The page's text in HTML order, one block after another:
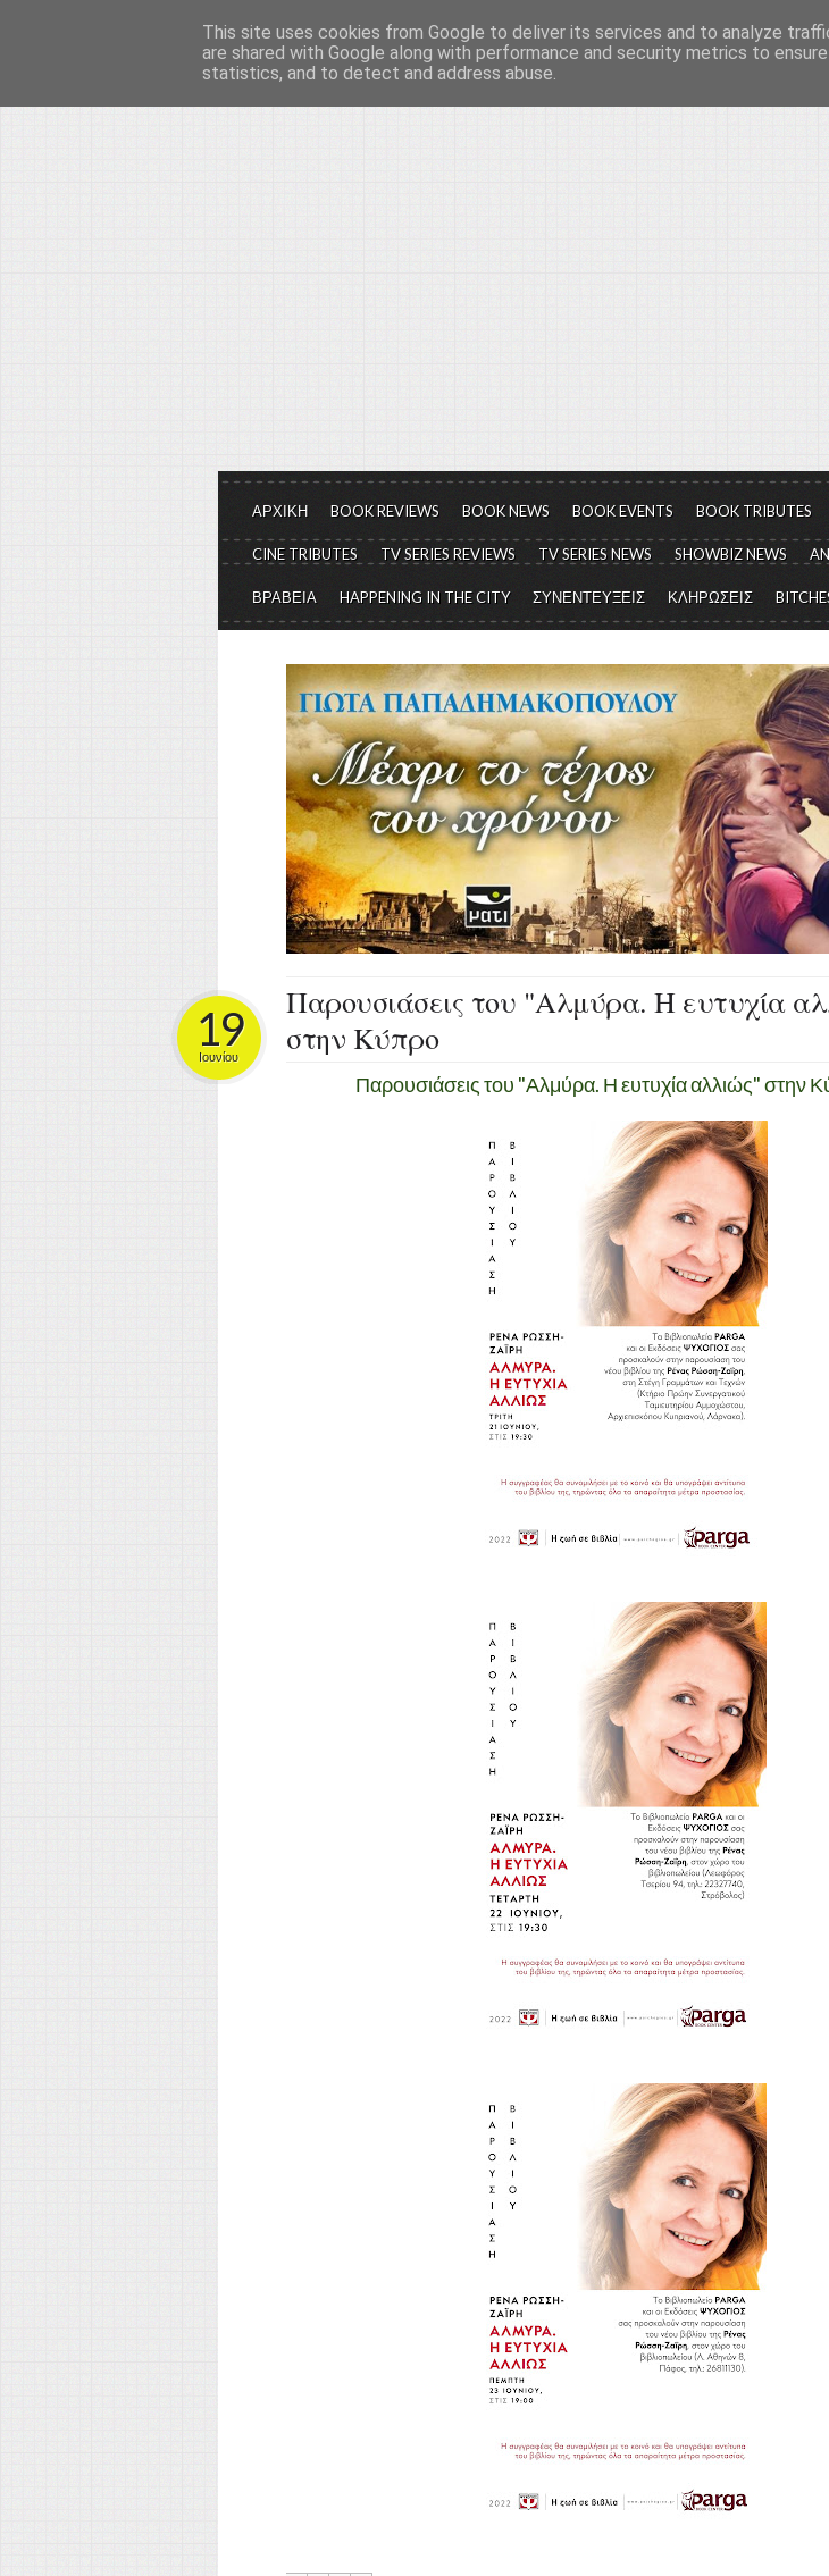
Το μεγαλείο των Τεχνών...
Είμαστε πάντα εδώ για να μιλάμε για τον πολιτισμό, σε κάθε του μορφή
ΑΡΧΙΚΗ BOOK REVIEWS BOOK NEWS BOOK EVENTS BOOK TRIBUTES
CINE TRIBUTES TV SERIES REVIEWS TV SERIES NEWS SHOWBIZ NEWS
ΒΡΑΒΕΙΑ HAPPENING IN THE CITY ΣΥΝΕΝΤΕΥΞΕΙΣ ΚΛΗΡΩΣΕΙΣ
Παρουσιάσεις του "Αλμύρα. Η ευτυχία
στην Κύπρο
19
Ιουνίου
Παρουσιάσεις του "Αλμύρα. Η ευτυχία αλλιώς" στην
This site uses cookies from Google to deliver its services and to analyze
are shared with Google along with performance and security metrics to
statistics, and to detect and address abuse.